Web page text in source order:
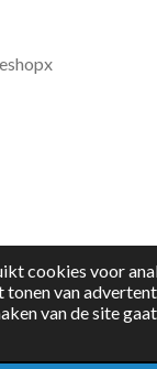
cookies voor
tonen van
van de site